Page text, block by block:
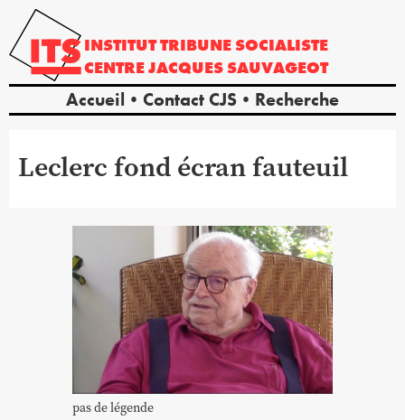
INSTITUTTRIBUNE SOCIALISTE
CENTREJACQUES SAUVAGEOT
Accueil Contact CJS Recherche
Leclerc fond écran fauteuil
pas de légende